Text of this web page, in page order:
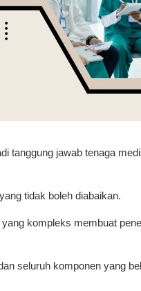
tanggung jawab tenaga
tidak boleh diabaikan.
kompleks membuat
seluruh komponen yang